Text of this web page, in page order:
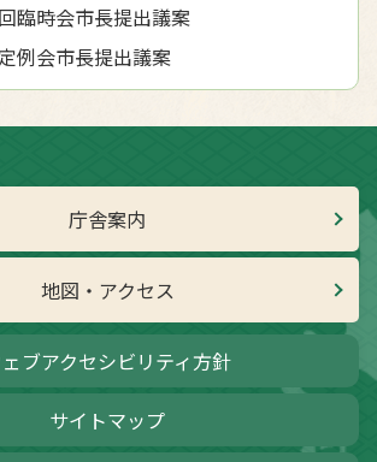
臨時会市長提出議案
例会市長提出議案
庁舎案内
地図・アクセス
ブアクセシビリティ方針
サイトマップ